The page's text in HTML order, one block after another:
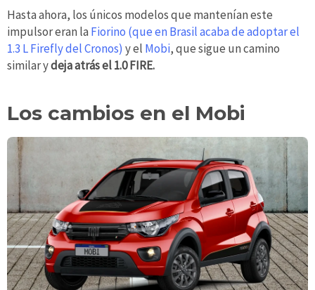
Hasta ahora, los únicos modelos que mantenían este
impulsor eran la Fiorino (que en Brasil acaba de adoptar el
1.3 L Firefly del Cronos) y el Mobi, que sigue un camino
similar ydeja atrás el 1.0 FIRE.
Los cambios en el Mobi